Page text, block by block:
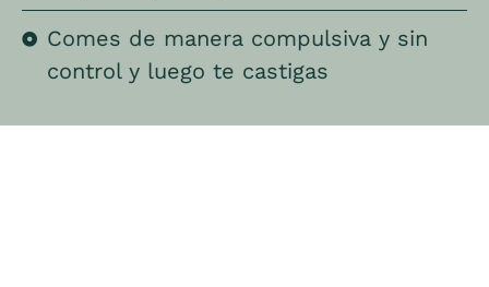
Comes de manera compulsiva y sin
control y luego te castigas